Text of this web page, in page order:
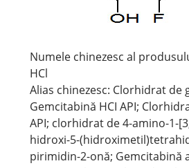
Numele chinezesc al
HCl
Alias ​​chinezesc: Clorhidrat de
Gemcitabină HCI API;
API; clorhidrat de 4-amino-1-
hidroxi-5-
pirimidin-2-onă; Gemcitabină